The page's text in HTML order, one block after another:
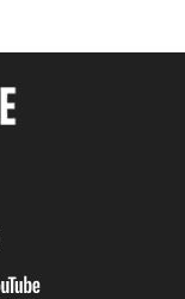
google
youtube-